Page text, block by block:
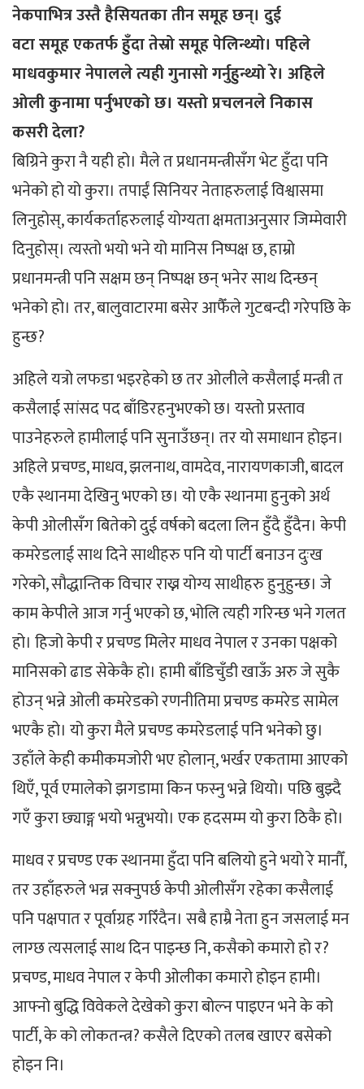
नेकपाभित्र उस्तै हैसियतका तीन समूह छन्। दुई
वटा समूह एकतर्फ हुँदा तेस्रो समूह पेलिन्थ्यो। पहिले
माधवकुमार नेपालले त्यही गुनासो गर्नुहुन्थ्यो रे। अहिले
ओली कुनामा पर्नुभएको छ। यस्तो प्रचलनले निकास
कसरी देला?
बिग्रिने कुरा नै यही हो। मैले त प्रधानमन्त्रीसँग भेट हुँदा पनि
भनेको हो यो कुरा। तपाईं सिनियर नेताहरुलाई विश्वासमा
लिनुहोस्, कार्यकर्ताहरुलाई योग्यता क्षमताअनुसार जिम्मेवारी
दिनुहोस्। त्यस्तो भयो भने यो मानिस निष्पक्ष छ, हाम्रो
प्रधानमन्त्री पनि सक्षम छन् निष्पक्ष छन् भनेर साथ दिन्छन्
भनेको हो। तर, बालुवाटारमा बसेर आफैँले गुटबन्दी गरेपछि के
हुन्छ?
अहिले यत्रो लफडा भइरहेको छ तर ओलीले कसैलाई मन्त्री त
कसैलाई सांसद पद बाँडिरहनुभएको छ। यस्तो प्रस्ताव
पाउनेहरुले हामीलाई पनि सुनाउँछन्। तर यो समाधान होइन।
अहिले प्रचण्ड, माधव, झलनाथ, वामदेव, नारायणकाजी, बादल
एकै स्थानमा देखिनु भएको छ। यो एकै स्थानमा हुनुको अर्थ
केपी ओलीसँग बितेको दुई वर्षको बदला लिन हुँदै हुँदैन। केपी
कमरेडलाई साथ दिने साथीहरु पनि यो पार्टी बनाउन दुःख
गरेको, सौद्धान्तिक विचार राख्न योग्य साथीहरु हुनुहुन्छ। जे
काम केपीले आज गर्नु भएको छ, भोलि त्यही गरिन्छ भने गलत
हो। हिजो केपी र प्रचण्ड मिलेर माधव नेपाल र उनका पक्षको
मानिसको ढाड सेकेकै हो। हामी बाँडिचुँडी खाऊँ अरु जे सुकै
होउन् भन्ने ओली कमरेडको रणनीतिमा प्रचण्ड कमरेड सामेल
भएकै हो। यो कुरा मैले प्रचण्ड कमरेडलाई पनि भनेको छु।
उहाँले केही कमीकमजोरी भए होलान्, भर्खर एकतामा आएको
थिएँ, पूर्व एमालेको झगडामा किन फस्नु भन्ने थियो। पछि बुझ्दै
गएँ कुरा छ्याङ्ग भयो भन्नुभयो। एक हदसम्म यो कुरा ठिकै हो।
माधव र प्रचण्ड एक स्थानमा हुँदा पनि बलियो हुने भयो रे मानौँ,
तर उहाँहरुले भन्न सक्नुपर्छ केपी ओलीसँग रहेका कसैलाई
पनि पक्षपात र पूर्वाग्रह गरिँदैन। सबै हाम्रै नेता हुन जसलाई मन
लाग्छ त्यसलाई साथ दिन पाइन्छ नि, कसैको कमारो हो र?
प्रचण्ड, माधव नेपाल र केपी ओलीका कमारो होइन हामी।
आफ्नो बुद्धि विवेकले देखेको कुरा बोल्न पाइएन भने के को
पार्टी, के को लोकतन्त्र? कसैले दिएको तलब खाएर बसेको
होइन नि।